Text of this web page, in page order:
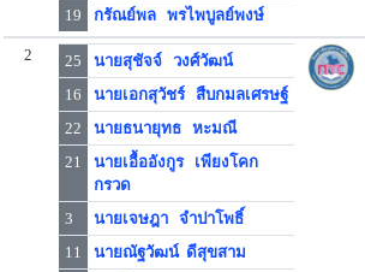
19
กรัณย์พล พรไพบูลย์พงษ์
2 25
นายสุชัจจ์ วงศ์วัฒน์
16
นายเอกสุวัชร์ สืบกมลเศรษฐ์
22
นายธนายุทธ หะมณี
21
นายเอื้ออังกูร เพียงโคก
กรวด
3
นายเจษฎา จำปาโพธิ์
11
นายณัฐวัฒน์ ดีสุขสาม